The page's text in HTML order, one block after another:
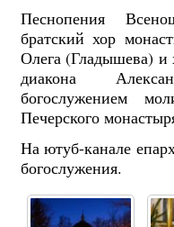
Песнопения
братский хор
Олега (Гладышева) и
диакона
богослужением
Печерского
На ютуб-канале
богослужения.